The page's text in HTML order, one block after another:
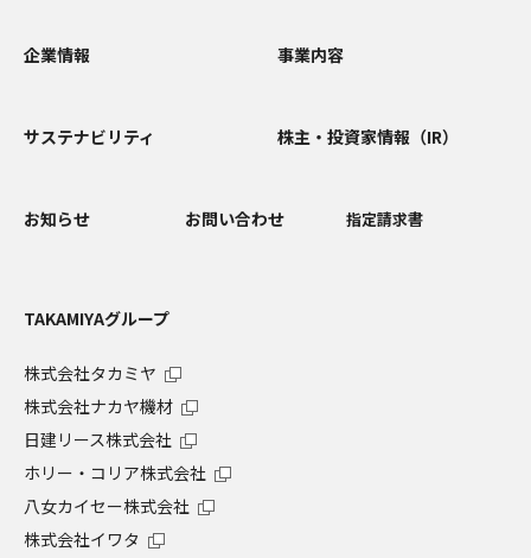
企業情報 事業内容
サステナビリティ 株主・投資家情報（IR）
お知らせ お問い合わせ 指定請求書
TAKAMIYAグループ
株式会社タカミヤ
株式会社ナカヤ機材
日建リース株式会社
ホリー・コリア株式会社
八女カイセー株式会社
株式会社イワタ